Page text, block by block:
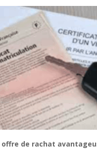
offre de rachat